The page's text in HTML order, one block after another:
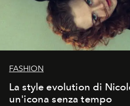
FASHION
La style evolution di
un'icona senza tempo